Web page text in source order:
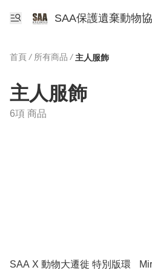
SAA保護遺棄動物
首頁 / 所有商品 / 主人服飾
主人服飾
6項 商品
SAA X 動物大遷徙 特別版環